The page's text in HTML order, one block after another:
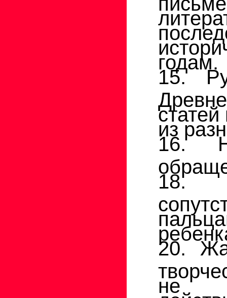
годам.
15.
из
16.
18.
20.
не